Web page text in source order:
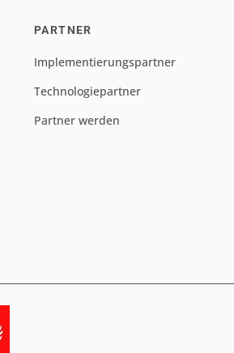
PARTNER
Implementierungspartner
Technologiepartner
Partner werden